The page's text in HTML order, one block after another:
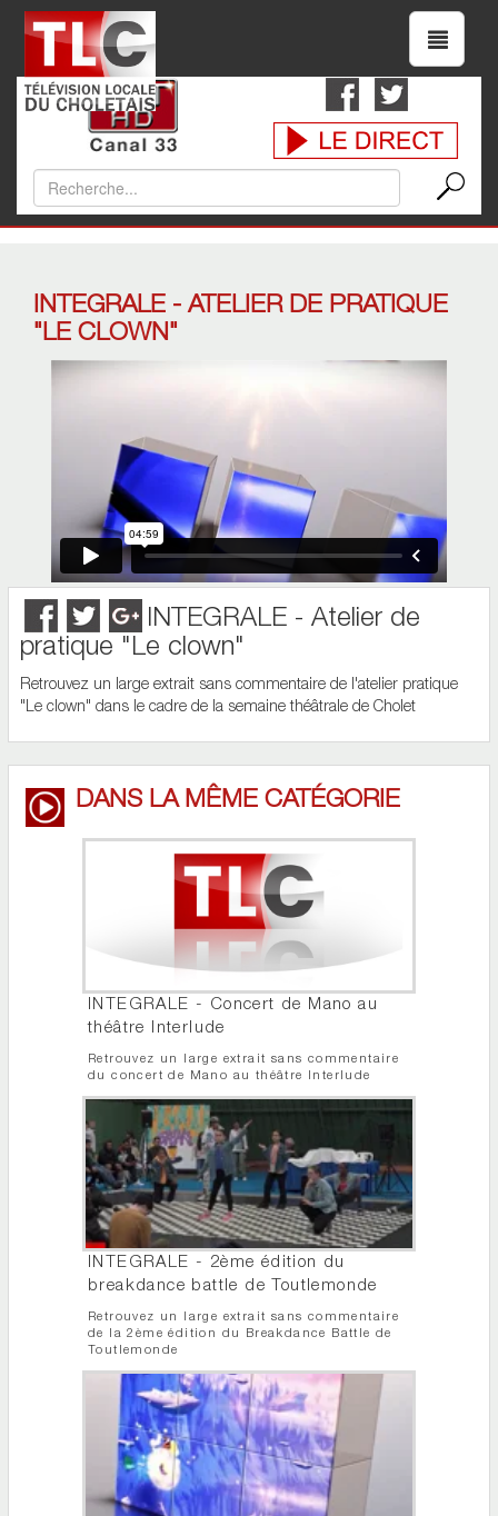
INTEGRALE - ATELIER DE PRATIQUE
"LE CLOWN"
INTEGRALE - Atelier de
pratique "Le clown"
Retrouvez un large extrait sans commentaire de l'atelier pratique
"Le clown" dans le cadre de la semaine théâtrale de Cholet
DANS LA MÊME CATÉGORIE
INTEGRALE - Concert de Mano au
théâtre Interlude
Retrouvez un large extrait sans commentaire
du concert de Mano au théâtre Interlude
INTEGRALE - 2ème édition du
breakdance battle de Toutlemonde
Retrouvez un large extrait sans commentaire
de la 2ème édition du Breakdance Battle de
Toutlemonde